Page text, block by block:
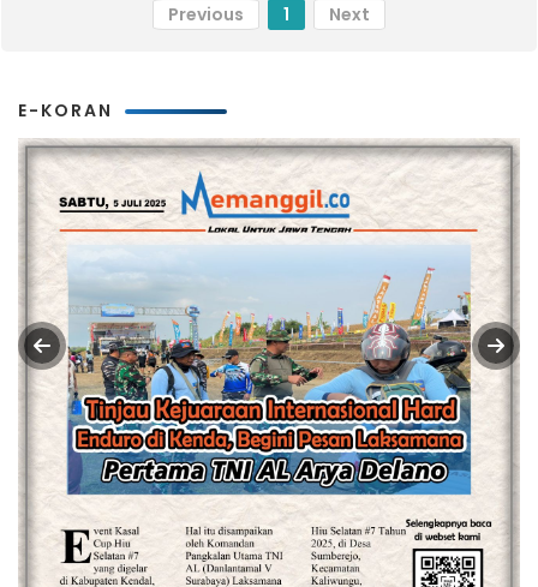
Previous 1 Next
E-KORAN